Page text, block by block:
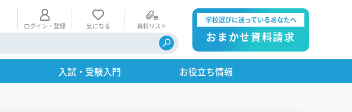
ログイン・登録 気になる 資料リスト
学校選びに迷っているあなたへ
おまかせ資料請求
入試・受験入門 お役立ち情報